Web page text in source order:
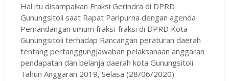
Hal itu disampaikan Fraksi Gerindra di DPRD
Gunungsitoli saat Rapat Paripurna dengan agenda
Pemandangan umum fraksi-fraksi di DPRD Kota
Gunungsitoli terhadap Rancangan peraturan daerah
tentang pertanggungjawaban pelaksanaan anggaran
pendapatan dan belanja daerah kota Gunungsitoli
Tahun Anggaran 2019, Selasa (28/06/2020)